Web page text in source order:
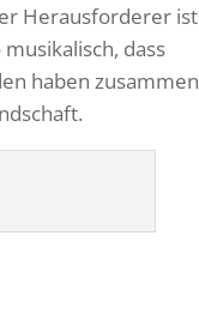
Herausforderer ist
dass
haben zusammen